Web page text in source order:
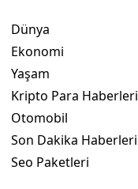
Dünya
Ekonomi
Yaşam
Kripto Para Haberleri
Otomobil
Son Dakika Haberleri
Seo Paketleri